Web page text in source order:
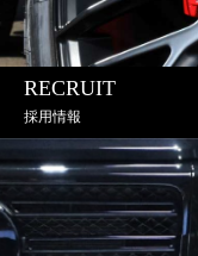
RECRUIT
採用情報